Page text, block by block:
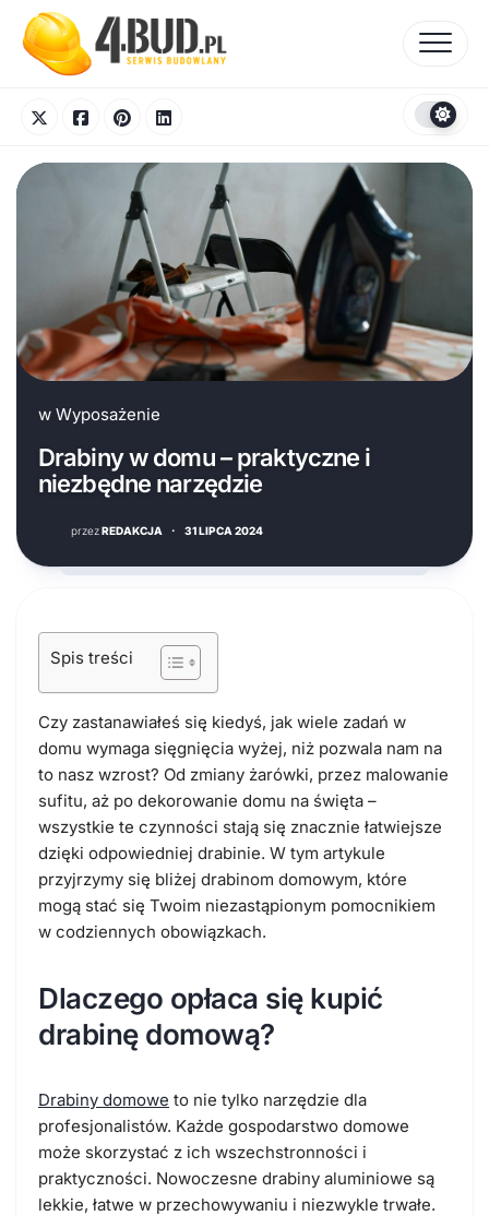
content
w Wyposażenie
Drabiny w domu – praktyczne i
niezbędne narzędzie
przezREDAKCJA · 31 LIPCA 2024
Spis treści
Czy zastanawiałeś się kiedyś, jak wiele zadań w
domu wymaga sięgnięcia wyżej, niż pozwala nam na
to nasz wzrost? Od zmiany żarówki, przez malowanie
sufitu, aż po dekorowanie domu na święta –
wszystkie te czynności stają się znacznie łatwiejsze
dzięki odpowiedniej drabinie. W tym artykule
przyjrzymy się bliżej drabinom domowym, które
mogą stać się Twoim niezastąpionym pomocnikiem
w codziennych obowiązkach.
Dlaczego opłaca się kupić
drabinę domową?
Drabiny domowe to nie tylko narzędzie dla
profesjonalistów. Każde gospodarstwo domowe
może skorzystać z ich wszechstronności i
praktyczności. Nowoczesne drabiny aluminiowe są
lekkie, łatwe w przechowywaniu i niezwykle trwałe.